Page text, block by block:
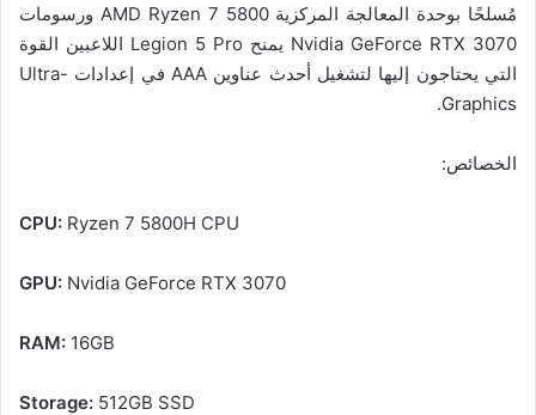
مُسلحًا بوحدة المعالجة المركزية AMD Ryzen 7 5800 ورسومات
Nvidia GeForce RTX 3070 يمنح Legion 5 Pro اللاعبين القوة
التي يحتاجون إليها لتشغيل أحدث عناوين AAA في إعدادات Ultra-
Graphics.
الخصائص:
CPU: Ryzen 7 5800H CPU
GPU: Nvidia GeForce RTX 3070
RAM: 16GB
Storage: 512GB SSD